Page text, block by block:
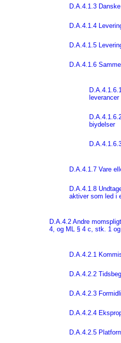
D.A.4.1.3
D.A.4.1.4
D.A.4.1.5
D.A.4.1.6
leverancer
biydelser
D.A.4.1.7 Vare
D.A.4.1.8
aktiver som led i
D.A.4.2 Andre
4, og ML § 4 c, stk. 1
D.A.4.2.1
D.A.4.2.2
D.A.4.2.3
D.A.4.2.4
D.A.4.2.5